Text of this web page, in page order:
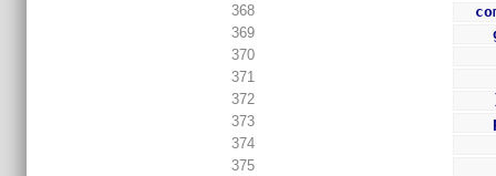
368
369
370
371
372
373
374
375